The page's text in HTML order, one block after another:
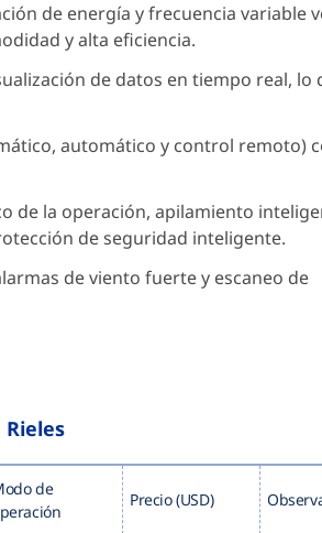
de energía y frecuencia variable
y alta eficiencia.
de datos en tiempo real, lo
automático y control remoto)
de la operación, apilamiento
de seguridad inteligente.
de viento fuerte y escaneo de
de
Precio (USD)